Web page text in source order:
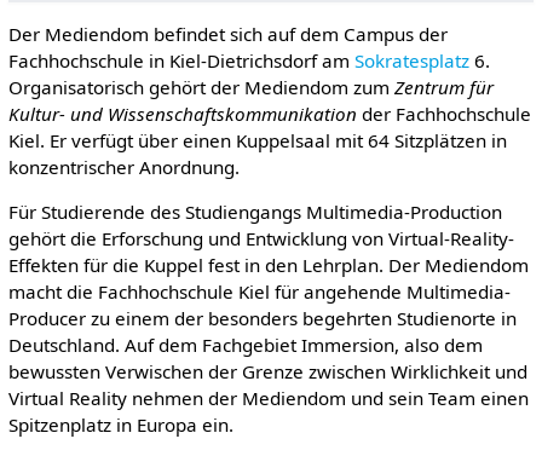
Der Mediendom befindet sich auf dem Campus der
Fachhochschule in Kiel-Dietrichsdorf am Sokratesplatz6.
Organisatorisch gehört der Mediendom zum Zentrum für
Kultur- und Wissenschaftskommunikation der Fachhochschule
Kiel. Er verfügt über einen Kuppelsaal mit 64 Sitzplätzen in
konzentrischer Anordnung.
Für Studierende des Studiengangs Multimedia-Production
gehört die Erforschung und Entwicklung von Virtual-Reality-
Effekten für die Kuppel fest in den Lehrplan. Der Mediendom
macht die Fachhochschule Kiel für angehende Multimedia-
Producer zu einem der besonders begehrten Studienorte in
Deutschland. Auf dem Fachgebiet Immersion, also dem
bewussten Verwischen der Grenze zwischen Wirklichkeit und
Virtual Reality nehmen der Mediendom und sein Team einen
Spitzenplatz in Europa ein.